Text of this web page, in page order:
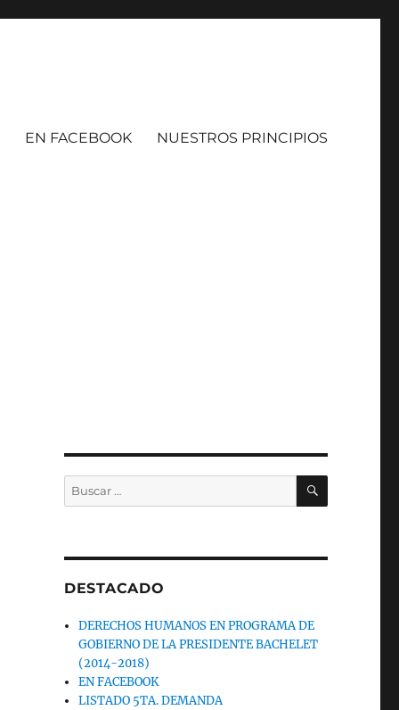
EN FACEBOOK NUESTROS PRINCIPIOS
Buscar
por:
BUSCAR
DESTACADO
DERECHOS HUMANOS EN PROGRAMA DE
GOBIERNO DE LA PRESIDENTE BACHELET
(2014-2018)
EN FACEBOOK
LISTADO 5TA. DEMANDA